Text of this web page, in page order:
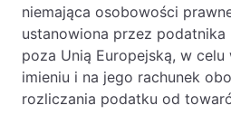
niemająca osobowości
ustanowiona przez
poza Unią Europejską, w
imieniu i na jego rachunek
rozliczania podatku od